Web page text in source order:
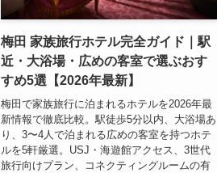
梅田 家族旅行ホテル完全ガイド｜駅
近・大浴場・広めの客室で選ぶおす
すめ5選【2026年最新】
梅田で家族旅行に泊まれるホテルを2026年最
新情報で徹底比較。駅徒歩5分以内、大浴場あ
り、3〜4人で泊まれる広めの客室を持つホテ
ルを5軒厳選。USJ・海遊館アクセス、3世代
旅行向けプラン、コネクティングルームの有